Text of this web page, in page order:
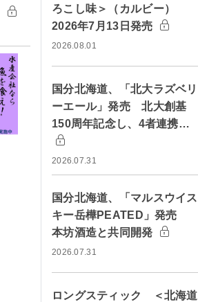
ろこし味＞（カルビー）
2026年7月13日発売
2026.08.01
国分北海道、「北大ラズベリ
ーエール」発売 北大創基
150周年記念し、4者連携…
2026.07.31
国分北海道、「マルスウイス
キー岳樺PEATED」発売
本坊酒造と共同開発
2026.07.31
ロングスティック ＜北海道